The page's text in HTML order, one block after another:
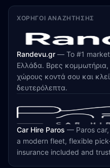
ΧΟΡΗΓΟΊ ΑΝΑΖΉΤΗΣΗΣ
Randevu.gr — Το #1
Ελλάδα. Βρες
χώρους κοντά σου και
δευτερόλεπτα.
Car Hire Paros — Paros
a modern fleet, flexible
insurance included and